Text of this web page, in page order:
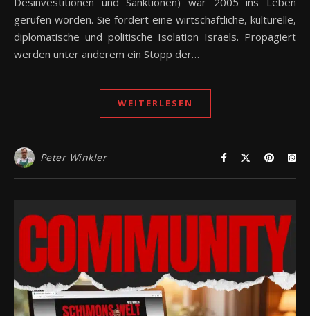
gerufen worden. Sie fordert eine wirtschaftliche, kulturelle,
diplomatische und politische Isolation Israels. Propagiert
werden unter anderem ein Stopp der…
WEITERLESEN
Peter Winkler